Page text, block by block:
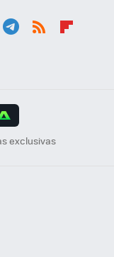
exclusivas